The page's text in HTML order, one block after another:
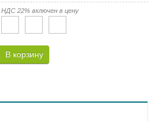
НДС 22% включен в цену
В корзину